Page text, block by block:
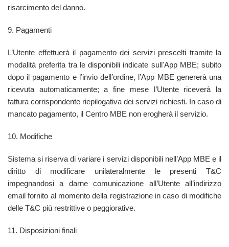
risarcimento del danno.
9. Pagamenti
L’Utente effettuerà il pagamento dei servizi prescelti tramite la
modalità preferita tra le disponibili indicate sull'App MBE; subito
dopo il pagamento e l’invio dell’ordine, l’App MBE genererà una
ricevuta automaticamente; a fine mese l’Utente riceverà la
fattura corrispondente riepilogativa dei servizi richiesti. In caso di
mancato pagamento, il Centro MBE non erogherà il servizio.
10. Modifiche
Sistema si riserva di variare i servizi disponibili nell’App MBE e il
diritto di modificare unilateralmente le presenti T&C
impegnandosi a darne comunicazione all’Utente all’indirizzo
email fornito al momento della registrazione in caso di modifiche
delle T&C più restrittive o peggiorative.
11. Disposizioni finali